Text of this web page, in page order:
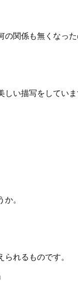
関係も無くなった
い描写をしていま
。
れるものです。